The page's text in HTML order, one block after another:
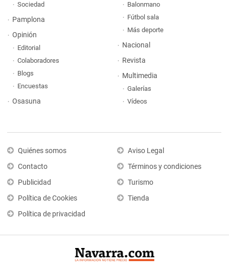
Sociedad
Pamplona
Opinión
Editorial
Colaboradores
Blogs
Encuestas
Osasuna
Balonmano
Fútbol sala
Más deporte
Nacional
Revista
Multimedia
Galerías
Vídeos
Quiénes somos
Contacto
Publicidad
Política de Cookies
Política de privacidad
Aviso Legal
Términos y condiciones
Turismo
Tienda